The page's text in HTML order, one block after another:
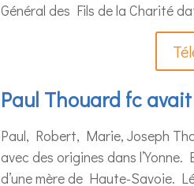
Général des Fils de la Charité
Paul Thouard fc
Paul, Robert, Marie, Joseph
avec des origines dans
d’une mère de Haute-Savoie.